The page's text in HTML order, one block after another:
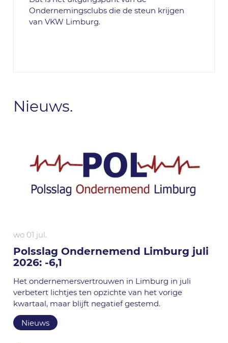
Ondernemingsclubs die de steun krijgen
van VKW Limburg.
Nieuws.
wo 01 jul.
Polsslag Ondernemend Limburg juli
2026: -6,1
Het ondernemersvertrouwen in Limburg in juli
verbetert lichtjes ten opzichte van het vorige
kwartaal, maar blijft negatief gestemd.
Nieuws